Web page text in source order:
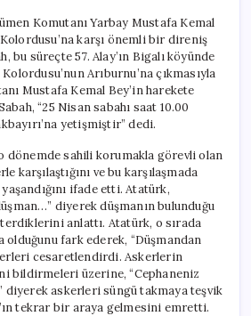
Komutanı Yarbay Mustafa Kemal
Kolordusu’na karşı önemli bir direniş
bu süreçte 57. Alay’ın Bigalı köyünde
Arıburnu’na çıkmasıyla
Mustafa Kemal Bey’in harekete
“25 Nisan sabahı saat 10.00
yetişmiştir” dedi.
dönemde sahili korumakla görevli olan
karşılaştığını ve bu karşılaşmada
ifade etti. Atatürk,
diyerek düşmanın bulunduğu
anlattı. Atatürk, o sırada
olduğunu fark ederek, “Düşmandan
cesaretlendirdi. Askerlerin
bildirmeleri üzerine, “Cephaneniz
diyerek askerleri süngü takmaya teşvik
tekrar bir araya gelmesini emretti.